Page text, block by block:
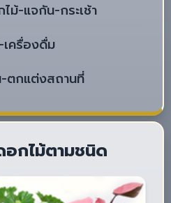
ม้-แจกัน-กระเช้า
เครื่องดื่ม
ตกแต่งสถานที่
อกไม้ตามชนิด